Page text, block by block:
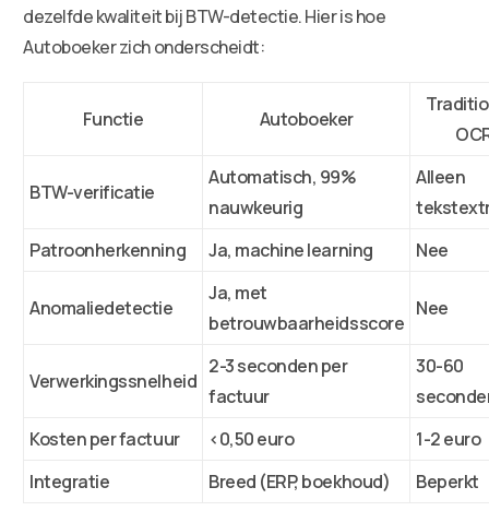
dezelfde kwaliteit bij BTW-detectie. Hier is hoe
Autoboeker zich onderscheidt:
Functie Autoboeker
BTW-verificatie
Automatisch, 99%
nauwkeurig
Alleen
Patroonherkenning
Ja, machine learning Nee
Anomaliedetectie
Ja, met
betrouwbaarheidsscore
Nee
Verwerkingssnelheid
2-3 seconden per
factuur
30-60
Kosten per factuur
<0,50 euro
1-2 euro
Integratie
Breed (ERP, boekhoud) Beperkt